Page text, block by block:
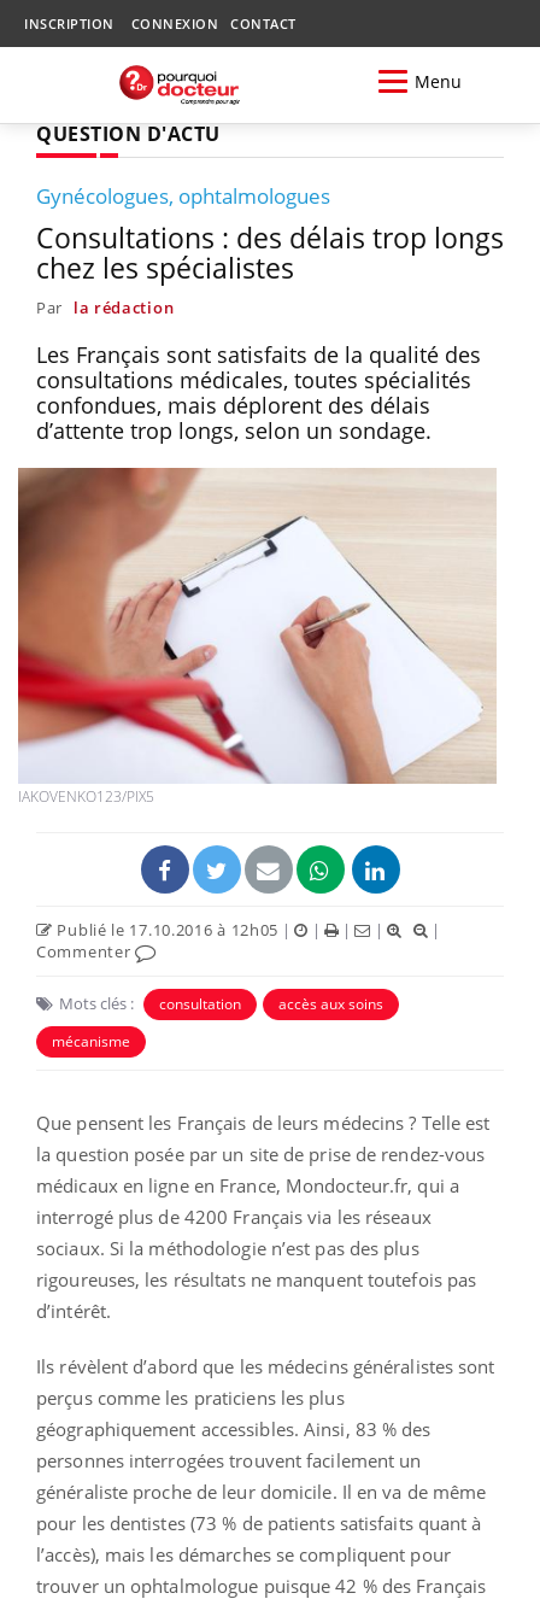
INSCRIPTION CONNEXION CONTACT
Menu
QUESTION D'ACTU
Gynécologues, ophtalmologues
Consultations : des délais trop longs
chez les spécialistes
Par la rédaction
Les Français sont satisfaits de la qualité des
consultations médicales, toutes spécialités
confondues, mais déplorent des délais
d’attente trop longs, selon un sondage.
IAKOVENKO123/PIX5
Publié le 17.10.2016 à 12h05 | | | |
|
Commenter
Mots clés : consultation
accès aux soins
mécanisme
Que pensent les Français de leurs médecins ? Telle est
la question posée par un site de prise de rendez-vous
médicaux en ligne en France, Mondocteur.fr, qui a
interrogé plus de 4200 Français via les réseaux
sociaux. Si la méthodologie n’est pas des plus
rigoureuses, les résultats ne manquent toutefois pas
d’intérêt.
Ils révèlent d’abord que les médecins généralistes sont
perçus comme les praticiens les plus
géographiquement accessibles. Ainsi, 83 % des
personnes interrogées trouvent facilement un
généraliste proche de leur domicile. Il en va de même
pour les dentistes (73 % de patients satisfaits quant à
l’accès), mais les démarches se compliquent pour
trouver un ophtalmologue puisque 42 % des Français